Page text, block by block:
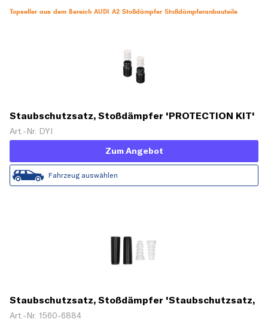
Topseller aus dem Bereich AUDI A2 Stoßdämpfer Stoßdämpferanbauteile
Staubschutzsatz, Stoßdämpfer 'PROTECTION KIT'
Art.-Nr. DYI
Zum Angebot
Fahrzeug auswählen
Staubschutzsatz, Stoßdämpfer 'Staubschutzsatz,
Stoßdämpfer'
Art.-Nr. 1560-6884